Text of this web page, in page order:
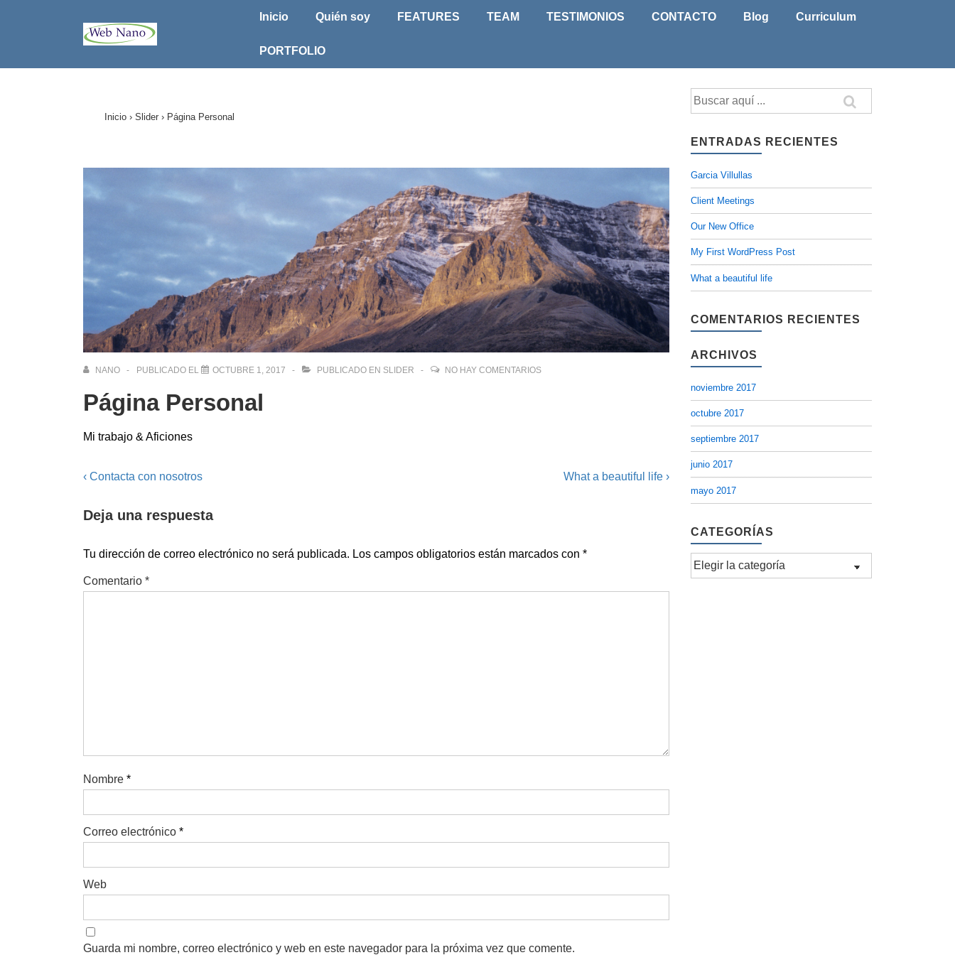
contenido
Navegación
Inicio Quién soy FEATURES TEAM TESTIMONIOS CONTACTO Blog Curriculum
PORTFOLIO
Inicio › Slider › Página Personal
NANO PUBLICADO EL OCTUBRE 1, 2017 PUBLICADO EN SLIDER NO HAY COMENTARIOS
Página Personal
Mi trabajo & Aficiones
Navegación
entradas
La
anterior
‹ Contacta con nosotros
La
What a beautiful life ›
Deja una respuesta
Tu dirección de correo electrónico no será publicada. Los campos obligatorios están marcados con *
Comentario *
Nombre *
Correo electrónico *
Web
Guarda mi nombre, correo electrónico y web en este navegador para la próxima vez que comente.
Buscar
por:
ENTRADAS RECIENTES
Garcia Villullas
Client Meetings
Our New Office
My First WordPress Post
What a beautiful life
COMENTARIOS RECIENTES
ARCHIVOS
noviembre 2017
octubre 2017
septiembre 2017
junio 2017
mayo 2017
CATEGORÍAS
Categorías